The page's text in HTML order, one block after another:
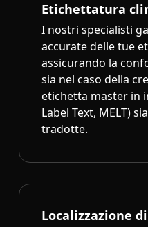
Etichettatura
I nostri specialisti
accurate delle tue
assicurando la
sia nel caso della
etichetta master in
Label Text, MELT)
tradotte.
Localizzazione